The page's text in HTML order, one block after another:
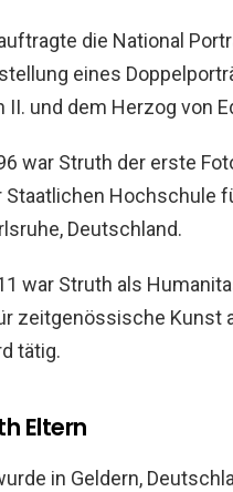
die National
eines
II. und dem Herzog von
war Struth der erste
Staatlichen Hochschule
Deutschland.
war Struth als
zeitgenössische Kunst
tätig.
Eltern
in Geldern,